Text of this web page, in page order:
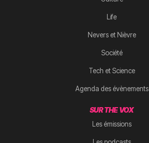
Life
Nevers et Nièvre
Société
Tech et Science
Agenda des évènements
SUR THE VOX
Les émissions